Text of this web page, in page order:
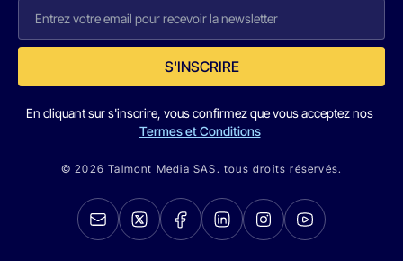
S'INSCRIRE
En cliquant sur s'inscrire, vous confirmez que vous acceptez nos
Termes et Conditions
© 2026 Talmont Media SAS. tous droits réservés.